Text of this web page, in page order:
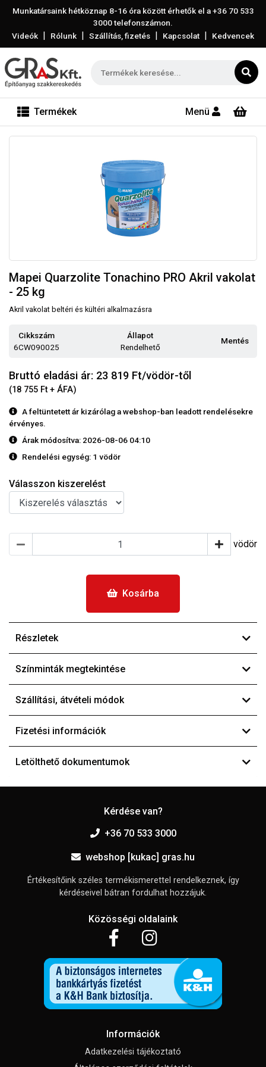
Munkatársaink hétköznap 8-16 óra között érhetők el a+36 70 533
3000telefonszámon.
Videók | Rólunk | Szállítás, fizetés | Kapcsolat | Kedvencek
Termékek Menü
Mapei Quarzolite Tonachino PRO Akril vakolat
- 25 kg
Akril vakolat beltéri és kültéri alkalmazásra
Cikkszám
6CW090025
Állapot
Rendelhető
Mentés
Bruttó eladási ár: 23 819 Ft/vödör-től
(18 755 Ft + ÁFA)
A feltüntetett ár kizárólag a webshop-ban leadott rendelésekre
érvényes.
Árak módosítva: 2026-08-06 04:10
Rendelési egység: 1 vödör
Válasszon kiszerelést
vödör
Kosárba
Részletek
Színminták megtekintése
Szállítási, átvételi módok
Fizetési információk
Letölthető dokumentumok
Kérdése van?
+36 70 533 3000
webshop [kukac] gras.hu
Értékesítőink széles termékismerettel rendelkeznek, így
kérdéseivel bátran fordulhat hozzájuk.
Közösségi oldalaink
Információk
Adatkezelési tájékoztató